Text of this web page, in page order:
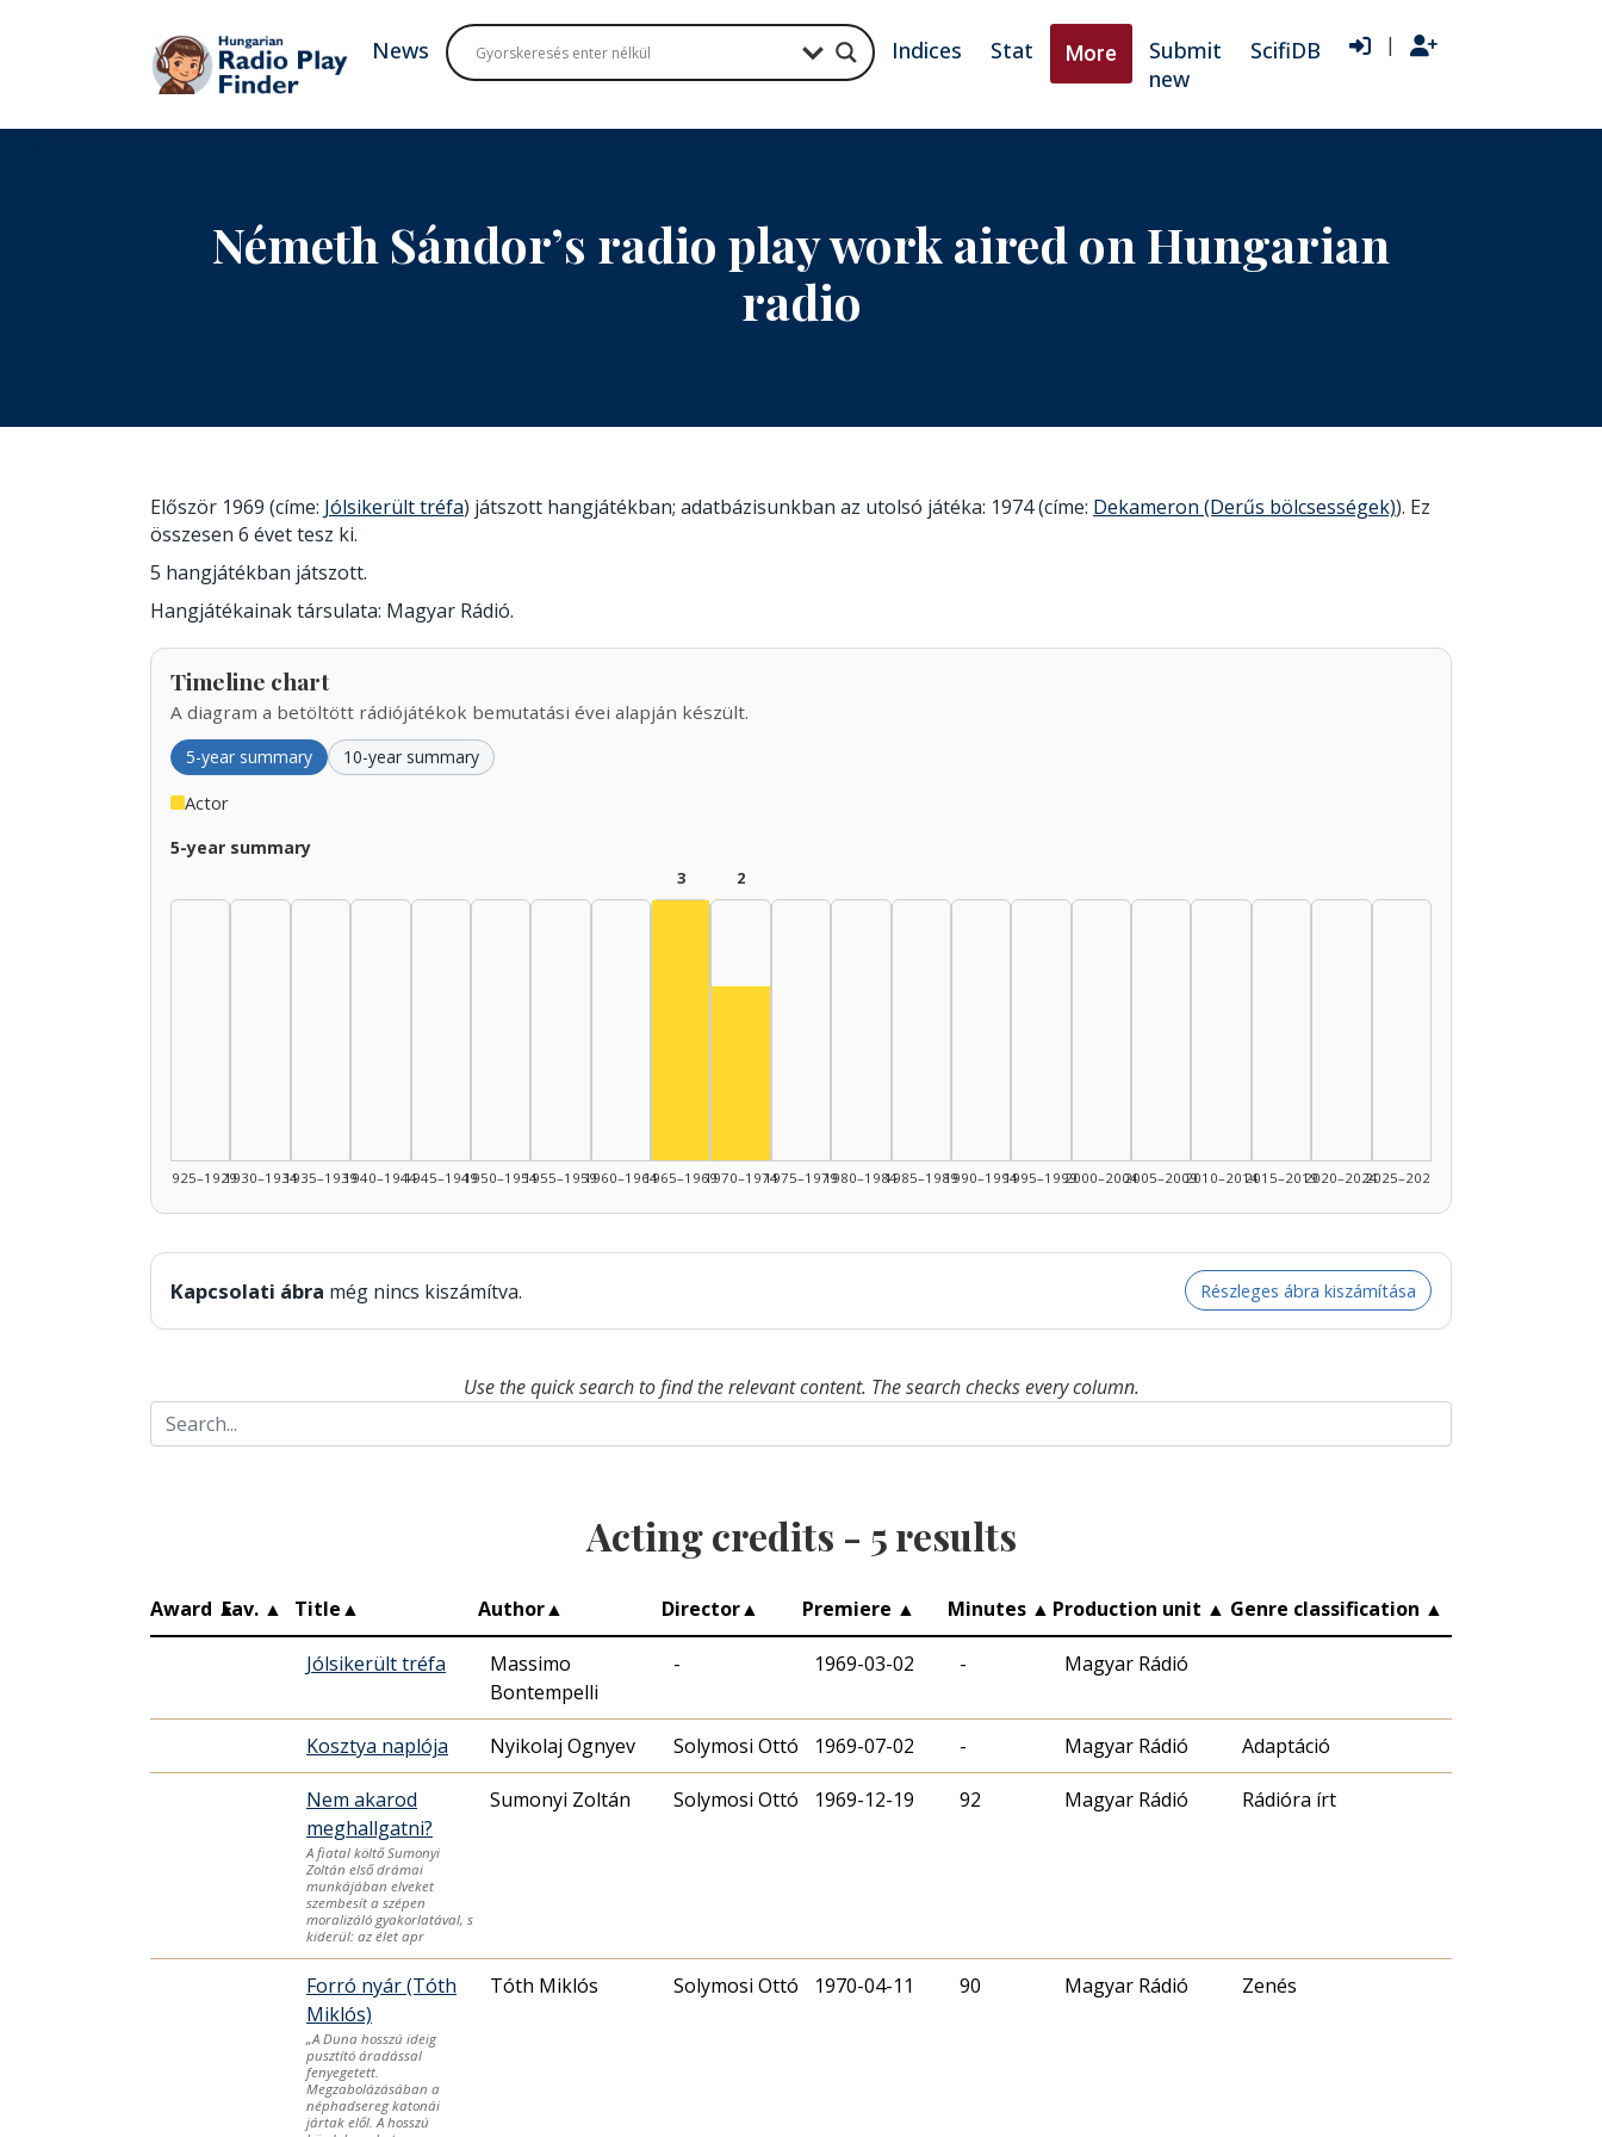
News Indices Stat More
Submit
new
ScifiDB |
Németh Sándor’s radio play work aired on Hungarian
radio
Először 1969 (címe: Jólsikerült tréfa) játszott hangjátékban; adatbázisunkban az utolsó játéka: 1974 (címe: Dekameron (Derűs bölcsességek)). Ez
összesen 6 évet tesz ki.
5 hangjátékban játszott.
Hangjátékainak társulata: Magyar Rádió.
Timeline chart
A diagram a betöltött rádiójátékok bemutatási évei alapján készült.
5-year summary 10-year summary
Actor
5-year summary
1925–19291930–19341935–19391940–19441945–19491950–19541955–19591960–1964
3
1965–1969
2
1970–19741975–19791980–19841985–19891990–19941995–19992000–20042005–20092010–20142015–20192020–20242025–2026
Kapcsolati ábra még nincs kiszámítva. Részleges ábra kiszámítása
Use the quick search to find the relevant content. The search checks every column.
Acting credits - 5results
Award ▲
Fav. ▲ Title▲ Author▲ Director▲ Premiere ▲ Minutes ▲ Production unit ▲ Genre classification ▲
Jólsikerült tréfa
Massimo
Bontempelli
- 1969-03-02 - Magyar Rádió
Kosztya naplója Nyikolaj Ognyev Solymosi Ottó 1969-07-02 - Magyar Rádió Adaptáció
Nem akarod
meghallgatni?
A fiatal költő Sumonyi
Zoltán első drámai
munkájában elveket
szembesít a szépen
moralizáló gyakorlatával, s
kiderül: az élet apr
Sumonyi Zoltán Solymosi Ottó 1969-12-19 92 Magyar Rádió Rádióra írt
Forró nyár (Tóth
Miklós)
„A Duna hosszú ideig
pusztító áradással
fenyegetett.
Megzabolázásában a
néphadsereg katonái
jártak elől. A hosszú
Tóth Miklós Solymosi Ottó 1970-04-11 90 Magyar Rádió Zenés